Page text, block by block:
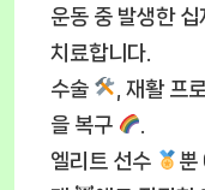
운동 중 발생한 십
치료합니다.
수술
, 재활 프
을 복구
엘리트 선수
뿐